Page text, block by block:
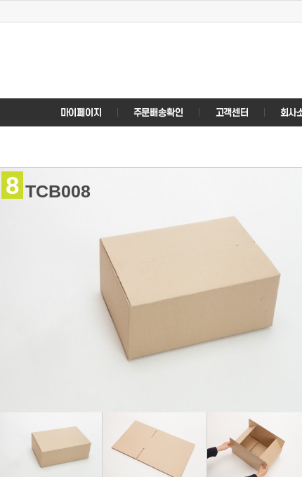
마이페이지 주문배송확인 고객센터 회사소개
8 TCB008